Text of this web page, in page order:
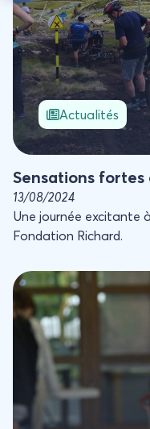
Actualités
Sensations fortes
13/08/2024
Une journée excitante
Fondation Richard.
Les Olympiades de la